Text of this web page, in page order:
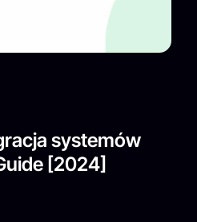
systemów
[2024]